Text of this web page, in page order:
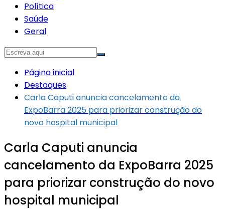
Política
Saúde
Geral
Página inicial
Destaques
Carla Caputi anuncia cancelamento da
ExpoBarra 2025 para priorizar construção do
novo hospital municipal
Carla Caputi anuncia
cancelamento da ExpoBarra 2025
para priorizar construção do novo
hospital municipal